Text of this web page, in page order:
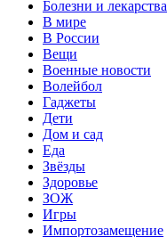
Болезни и лекарства
В мире
В России
Вещи
Военные новости
Волейбол
Гаджеты
Дети
Дом и сад
Еда
Звёзды
Здоровье
ЗОЖ
Игры
Импортозамещение